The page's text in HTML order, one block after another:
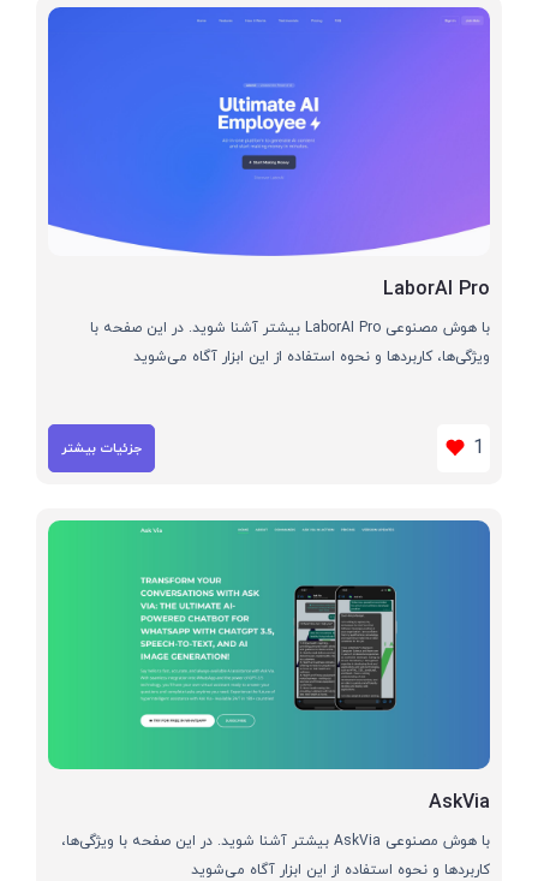
LaborAI Pro
با هوش مصنوعی LaborAI Pro بیشتر آشنا شوید. در این صفحه با
ویژگی‌ها، کاربردها و نحوه استفاده از این ابزار آگاه می‌شوید
1 جزئیات بیشتر
AskVia
با هوش مصنوعی AskVia بیشتر آشنا شوید. در این صفحه با ویژگی‌ها،
کاربردها و نحوه استفاده از این ابزار آگاه می‌شوید